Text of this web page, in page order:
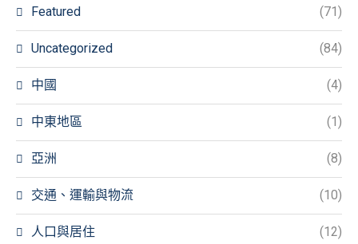
Featured (71)
Uncategorized (84)
中國 (4)
中東地區 (1)
亞洲 (8)
交通、運輸與物流 (10)
人口與居住 (12)